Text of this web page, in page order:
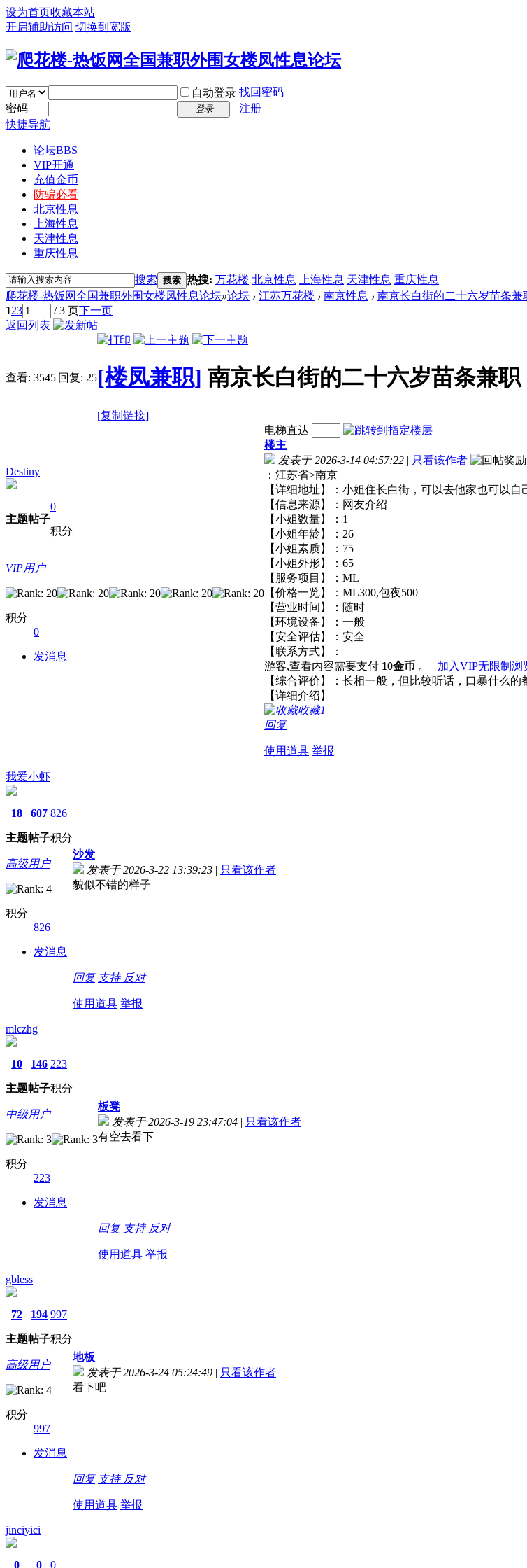
设为首页收藏本站
开启辅助访问 切换到宽版
自动登录 找回密码
密码
登录
注册
快捷导航
论坛BBS
VIP开通
充值金币
防骗必看
北京性息
上海性息
天津性息
重庆性息
搜索 搜索 热搜: 万花楼 北京性息 上海性息 天津性息 重庆性息
爬花楼-热饭网全国兼职外围女楼凤性息论坛»论坛 › 江苏万花楼 › 南京性息 › 南京长白街的二十六岁苗条兼
123 / 3 页下一页
返回列表
查看: 3545|回复: 25[楼凤兼职] 南京长白街的二十六岁苗条兼职
[复制链接]
Destiny
主题帖子
0
积分
VIP用户
积分
0
发消息
电梯直达
楼主
发表于 2026-3-14 04:57:22 | 只看该作者
：江苏省>南京
【详细地址】：小姐住长白街，可以去他家也可
【信息来源】：网友介绍
【小姐数量】：1
【小姐年龄】：26
【小姐素质】：75
【小姐外形】：65
【服务项目】：ML
【价格一览】：ML300,包夜500
【营业时间】：随时
【环境设备】：一般
【安全评估】：安全
【联系方式】：
游客,查看内容需要支付 10金币 。 加入VIP无限制浏
【综合评价】：长相一般，但比较听话，
【详细介绍】
收藏1
回复
使用道具 举报
我爱小虾
18
主题
607
帖子
826
积分
高级用户
积分
826
发消息
沙发
发表于 2026-3-22 13:39:23 | 只看该作者
貌似不错的样子
回复 支持 反对
使用道具 举报
mlczhg
10
主题
146
帖子
223
积分
中级用户
积分
223
发消息
板凳
发表于 2026-3-19 23:47:04 | 只看该作者
有空去看下
回复 支持 反对
使用道具 举报
gbless
72
主题
194
帖子
997
积分
高级用户
积分
997
发消息
地板
发表于 2026-3-24 05:24:49 | 只看该作者
看下吧
回复 支持 反对
使用道具 举报
jinciyici
0 0 0